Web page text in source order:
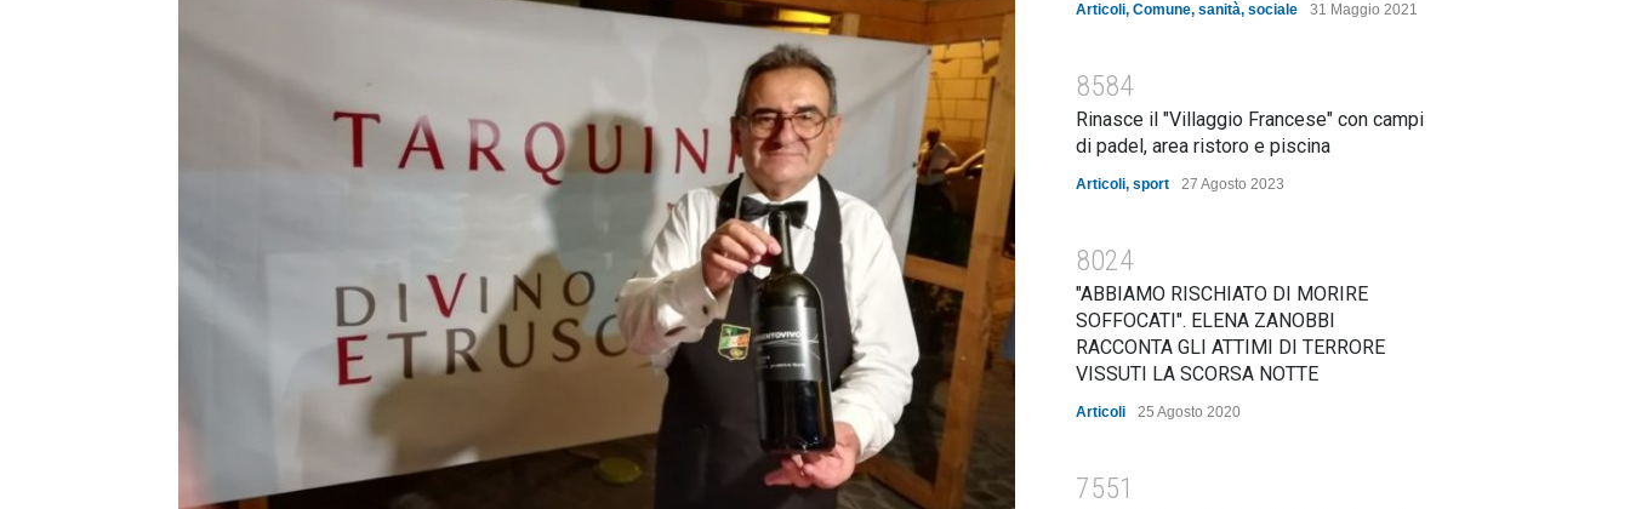
Articoli, Comune, sanità, sociale 31 Maggio 2021
8584
Rinasce il "Villaggio Francese" con campi
di padel, area ristoro e piscina
Articoli, sport 27 Agosto 2023
8024
"ABBIAMO RISCHIATO DI MORIRE
SOFFOCATI". ELENA ZANOBBI
RACCONTA GLI ATTIMI DI TERRORE
VISSUTI LA SCORSA NOTTE
Articoli 25 Agosto 2020
7551